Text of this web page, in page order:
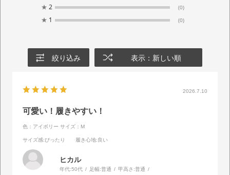
★ 2 (0)
★ 1 (0)
絞り込み 表示：新しい順
2026.7.10
可愛い！履きやすい！
色：アイボリー サイズ：M
サイズ感:ぴったり 履き心地:良い
ヒカル
年代:50代 足幅:普通 甲高さ:普通